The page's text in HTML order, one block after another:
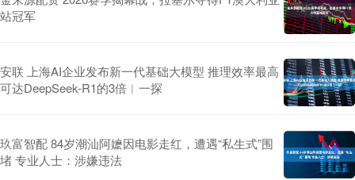
站冠军
安联 上海AI企业发布新一代基础大模型 推理效率最高
可达DeepSeek-R1的3倍︱一探
玖富智配 84岁潮汕阿嬷因电影走红，遭遇“私生式”围
堵 专业人士：涉嫌违法